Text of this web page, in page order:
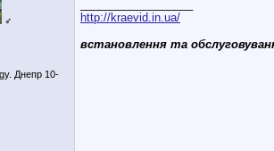
♂
Днепр 10-
http://kraevid.in.ua/
встановлення та